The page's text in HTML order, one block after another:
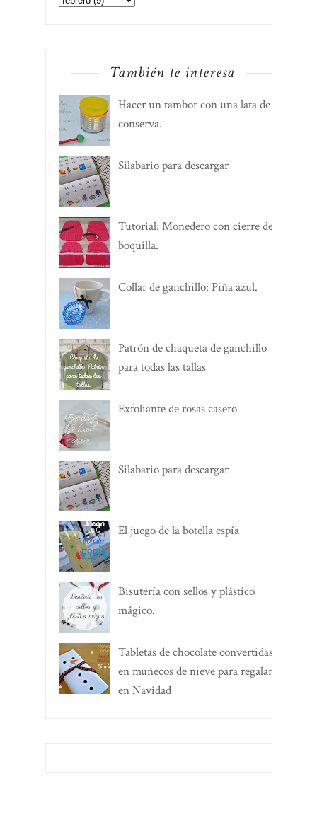
También te interesa
Hacer un tambor con una lata de
conserva.
Silabario para descargar
Tutorial: Monedero con cierre de
boquilla.
Collar de ganchillo: Piña azul.
Patrón de chaqueta de ganchillo
para todas las tallas
Exfoliante de rosas casero
Silabario para descargar
El juego de la botella espía
Bisutería con sellos y plástico
mágico.
Tabletas de chocolate convertidas
en muñecos de nieve para regalar
en Navidad